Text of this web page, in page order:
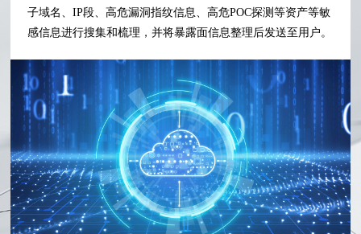
子域名、IP段、高危漏洞指纹信息、高危POC探测等资产等敏
感信息进行搜集和梳理，并将暴露面信息整理后发送至用户。